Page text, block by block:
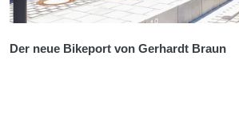
Der neue Bikeport von Gerhardt Braun